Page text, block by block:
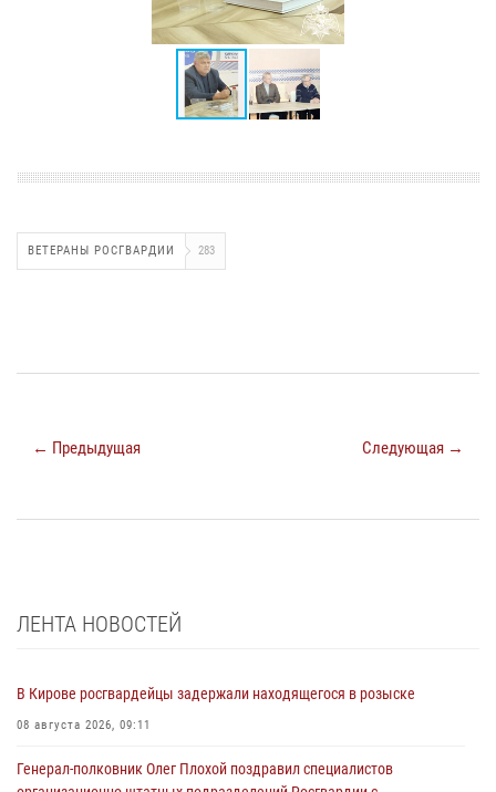
ВЕТЕРАНЫ РОСГВАРДИИ 283
← Предыдущая Следующая →
ЛЕНТА НОВОСТЕЙ
В Кирове росгвардейцы задержали находящегося в розыске
08 августа 2026, 09:11
Генерал-полковник Олег Плохой поздравил специалистов